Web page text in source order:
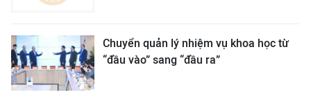
Chuyển quản lý nhiệm vụ khoa học từ
“đầu vào” sang “đầu ra”